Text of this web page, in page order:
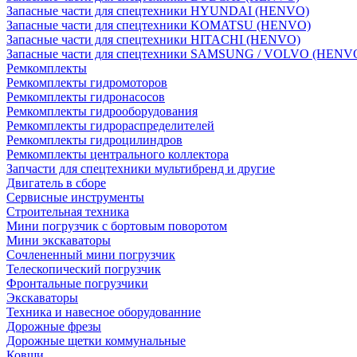
Запасные части для спецтехники HYUNDAI (HENVO)
Запасные части для спецтехники KOMATSU (HENVO)
Запасные части для спецтехники HITACHI (HENVO)
Запасные части для спецтехники SAMSUNG / VOLVO
Ремкомплекты
Ремкомплекты гидромоторов
Ремкомплекты гидронасосов
Ремкомплекты гидрооборудования
Ремкомплекты гидрораспределителей
Ремкомплекты гидроцилиндров
Ремкомплекты центрального коллектора
Запчасти для спецтехники мультибренд и другие
Двигатель в сборе
Сервисные инструменты
Строительная техника
Мини погрузчик с бортовым поворотом
Мини экскаваторы
Сочлененный мини погрузчик
Телескопический погрузчик
Фронтальные погрузчики
Экскаваторы
Техника и навесное оборудованние
Дорожные фрезы
Дорожные щетки коммунальные